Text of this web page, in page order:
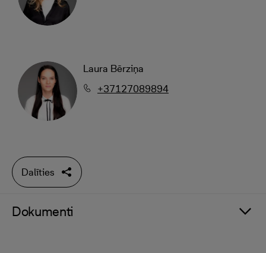
Laura Bērziņa
+37127089894
Dalīties
Dokumenti